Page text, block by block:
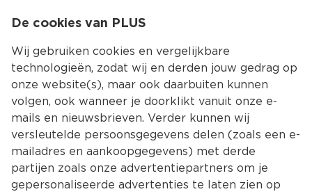
Kies jouw
De cookies van PLUS
Wij gebruiken cookies en vergelijkbare
technologieën, zodat wij en derden jouw gedrag op
onze website(s), maar ook daarbuiten kunnen
volgen, ook wanneer je doorklikt vanuit onze e-
mails en nieuwsbrieven. Verder kunnen wij
versleutelde persoonsgegevens delen (zoals een e-
mailadres en aankoopgegevens) met derde
partijen zoals onze advertentiepartners om je
gepersonaliseerde advertenties te laten zien op